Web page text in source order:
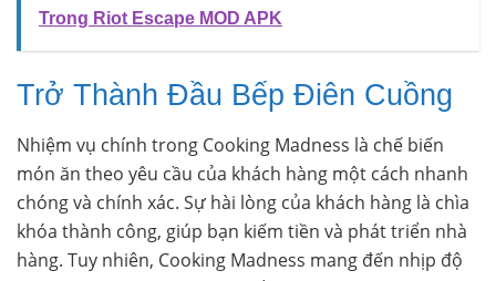
Trong Riot Escape MOD APK
Trở Thành Đầu Bếp Điên Cuồng
Nhiệm vụ chính trong Cooking Madness là chế biến
món ăn theo yêu cầu của khách hàng một cách nhanh
chóng và chính xác. Sự hài lòng của khách hàng là chìa
khóa thành công, giúp bạn kiếm tiền và phát triển nhà
hàng. Tuy nhiên, Cooking Madness mang đến nhịp độ